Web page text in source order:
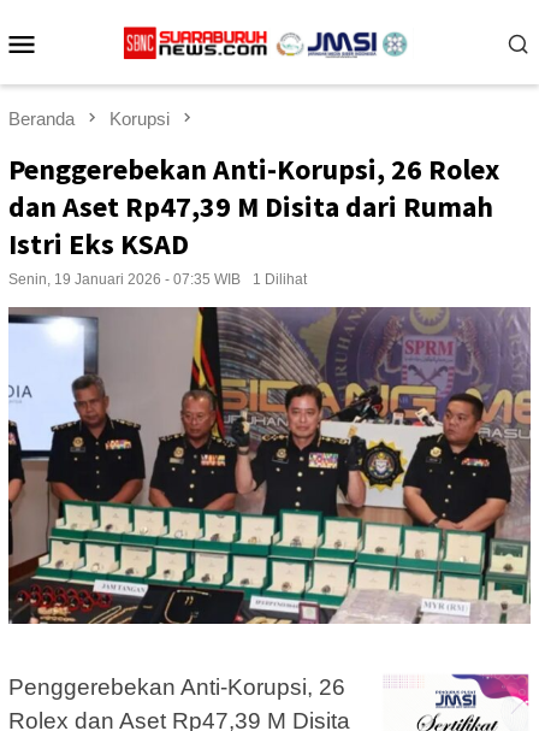
ke
Beranda Korupsi
Penggerebekan Anti-Korupsi, 26 Rolex
dan Aset Rp47,39 M Disita dari Rumah
Istri Eks KSAD
Senin, 19 Januari 2026 - 07:35 WIB 1 Dilihat
Penggerebekan Anti-Korupsi, 26
Rolex dan Aset Rp47,39 M Disita